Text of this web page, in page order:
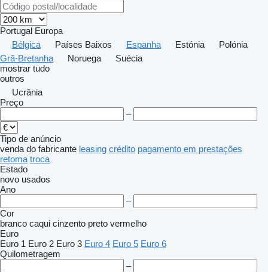
Portugal Europa
Bélgica
Países Baixos Espanha Estónia
Polónia
Grã-Bretanha
Noruega
Suécia
mostrar tudo
outros
Ucrânia
Preço
–
Tipo de anúncio
venda do fabricante leasing crédito pagamento em prestações
retoma troca
Estado
novo usados
Ano
–
Cor
branco caqui cinzento preto vermelho
Euro
Euro 1 Euro 2 Euro 3 Euro 4 Euro 5 Euro 6
Quilometragem
–